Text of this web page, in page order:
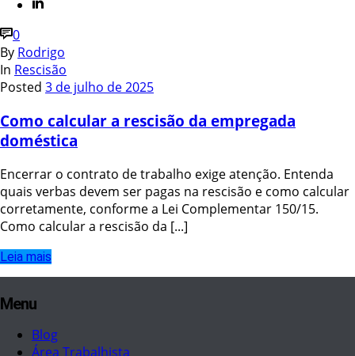
0
By Rodrigo
In Rescisão
Posted 3 de julho de 2025
Como calcular a rescisão da empregada
doméstica
Encerrar o contrato de trabalho exige atenção. Entenda
quais verbas devem ser pagas na rescisão e como calcular
corretamente, conforme a Lei Complementar 150/15.
Como calcular a rescisão da [...]
Leia mais
Menu
Blog
Área Trabalhista